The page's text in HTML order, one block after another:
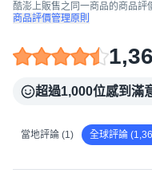
酷澎上販售之同一商品的商品評
商品評價管理原則
超過1,000位感到滿
當地評論 (1) 全球評論